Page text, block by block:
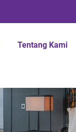
Tentang Kami